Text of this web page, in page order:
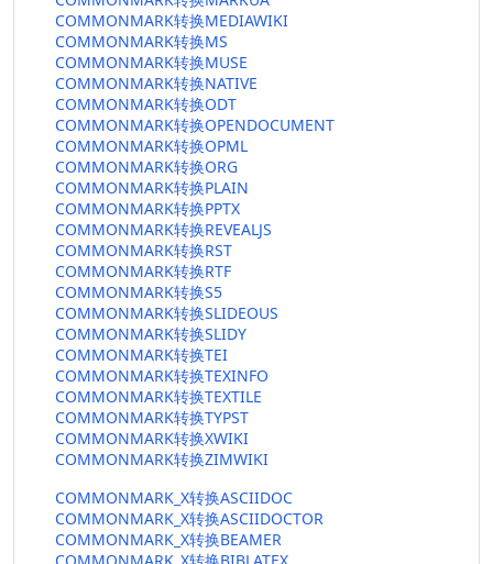
COMMONMARK转换MEDIAWIKI
COMMONMARK转换MS
COMMONMARK转换MUSE
COMMONMARK转换NATIVE
COMMONMARK转换ODT
COMMONMARK转换OPENDOCUMENT
COMMONMARK转换OPML
COMMONMARK转换ORG
COMMONMARK转换PLAIN
COMMONMARK转换PPTX
COMMONMARK转换REVEALJS
COMMONMARK转换RST
COMMONMARK转换RTF
COMMONMARK转换S5
COMMONMARK转换SLIDEOUS
COMMONMARK转换SLIDY
COMMONMARK转换TEI
COMMONMARK转换TEXINFO
COMMONMARK转换TEXTILE
COMMONMARK转换TYPST
COMMONMARK转换XWIKI
COMMONMARK转换ZIMWIKI
COMMONMARK_X转换ASCIIDOC
COMMONMARK_X转换ASCIIDOCTOR
COMMONMARK_X转换BEAMER